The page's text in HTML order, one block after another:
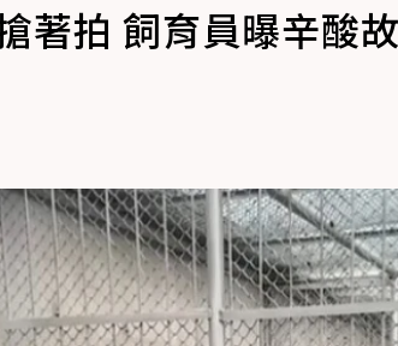
著拍 飼育員曝辛酸